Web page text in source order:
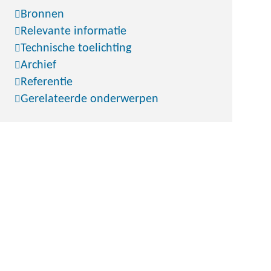
Bronnen
Relevante informatie
Technische toelichting
Archief
Referentie
Gerelateerde onderwerpen